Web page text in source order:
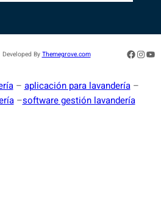
Developed By Themegrove.com
– aplicación para lavandería–
–software gestión lavandería